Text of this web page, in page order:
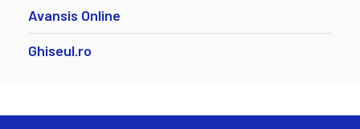
Avansis Online
Ghiseul.ro